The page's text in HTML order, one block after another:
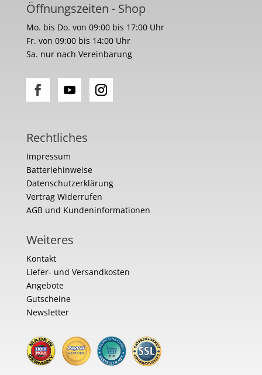
Öffnungszeiten - Shop
Mo. bis Do. von 09:00 bis 17:00 Uhr
Fr. von 09:00 bis 14:00 Uhr
Sa. nur nach Vereinbarung
Rechtliches
Impressum
Batteriehinweise
Datenschutzerklärung
Vertrag Widerrufen
AGB und Kundeninformationen
Weiteres
Kontakt
Liefer- und Versandkosten
Angebote
Gutscheine
Newsletter